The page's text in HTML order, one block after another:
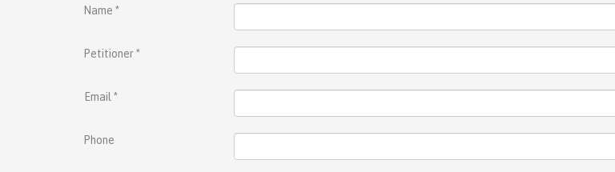
Name *
Petitioner*
Email *
Phone